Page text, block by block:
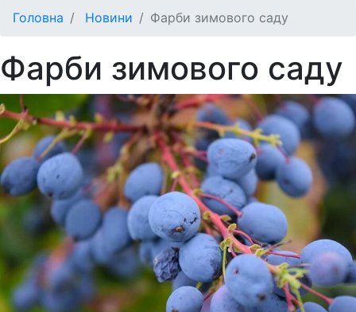
Головна Новини Фарби зимового саду
Фарби зимового саду